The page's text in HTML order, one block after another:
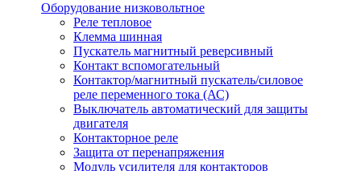
Оборудование низковольтное
Реле тепловое
Клемма шинная
Пускатель магнитный реверсивный
Контакт вспомогательный
Контактор/магнитный пускатель/силовое
реле переменного тока (АС)
Выключатель автоматический для защиты
двигателя
Контакторное реле
Защита от перенапряжения
Модуль усилителя для контакторов